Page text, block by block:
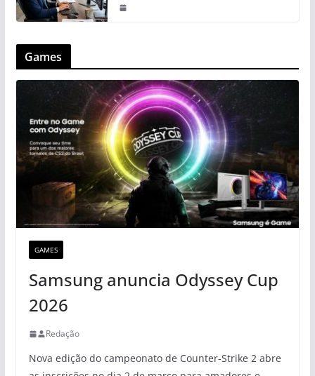
Games
GAMES
Samsung anuncia Odyssey Cup
2026
Redação
Nova edição do campeonato de Counter-Strike 2 abre